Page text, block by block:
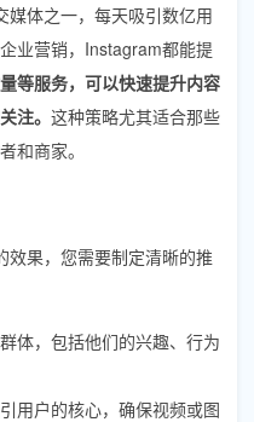
体之一，每天吸引数亿用
业营销，Instagram都能提
等服务，可以快速提升内容
注。 这种策略尤其适合那些
和商家。
果，您需要制定清晰的推
体，包括他们的兴趣、行为
用户的核心，确保视频或图